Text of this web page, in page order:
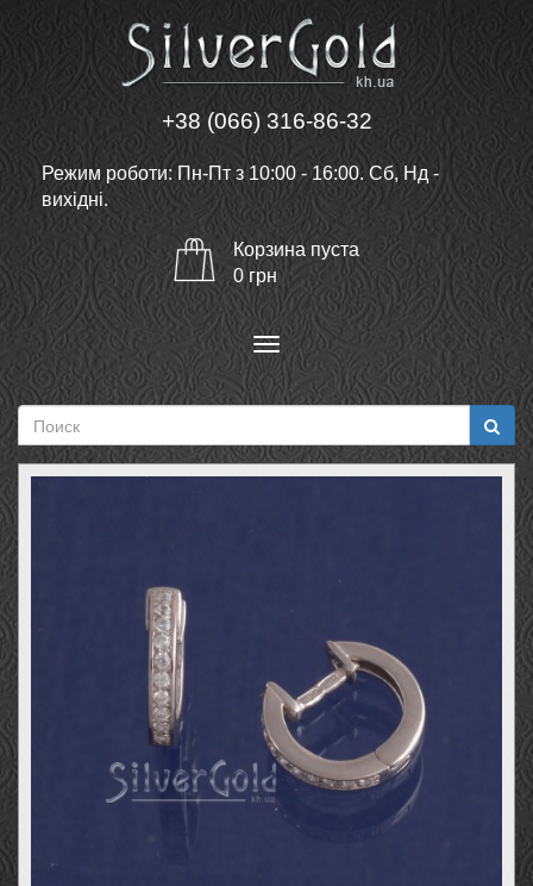
+38 (066) 316-86-32
Режим роботи: Пн-Пт з 10:00 - 16:00. Сб, Нд -
вихідні.
Корзина пуста
0 грн
Меню